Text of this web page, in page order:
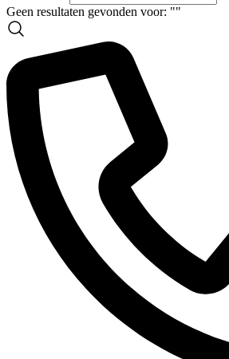
Geen resultaten gevonden voor: ""